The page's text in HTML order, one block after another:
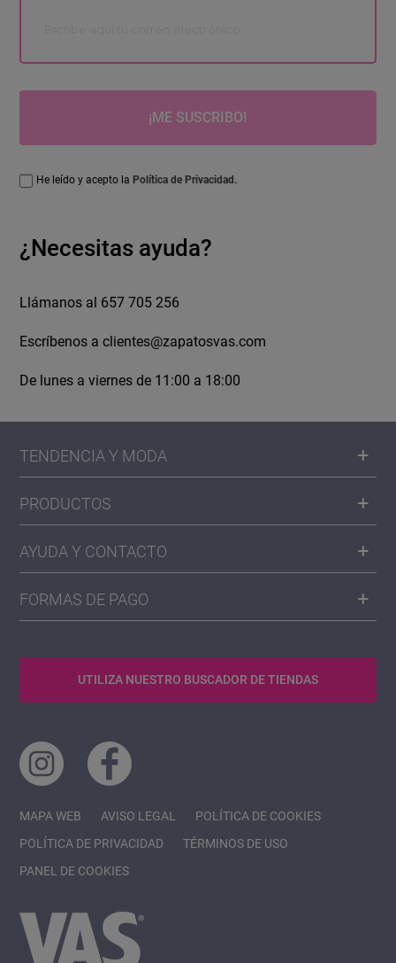
¡ME SUSCRIBO!
He leído y acepto la Política de Privacidad.
¿Necesitas ayuda?
Llámanos al 657 705 256
Escríbenos aclientes@zapatosvas.com
De lunes a viernes de 11:00 a 18:00
TENDENCIA Y MODA
PRODUCTOS
AYUDA Y CONTACTO
FORMAS DE PAGO
UTILIZA NUESTRO BUSCADOR DE TIENDAS
MAPA WEB AVISO LEGAL
POLÍTICA DE COOKIES
POLÍTICA DE PRIVACIDAD
TÉRMINOS DE USO
PANEL DE COOKIES